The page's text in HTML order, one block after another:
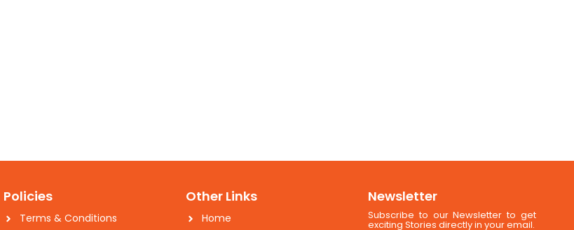
Policies
Terms & Conditions
Other Links
Home
Newsletter
Subscribe to our Newsletter to get
exciting Stories directly in your email.